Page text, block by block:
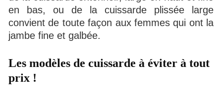
en bas, ou de la cuissarde plissée large
convient de toute façon aux femmes qui ont la
jambe fine et galbée.
Les modèles de cuissarde à éviter à tout
prix !